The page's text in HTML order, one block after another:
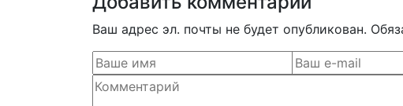
Ваш адрес эл. почты не будет опубликован.